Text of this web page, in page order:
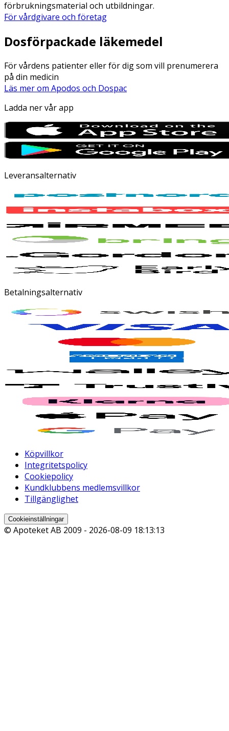
förbrukningsmaterial och utbildningar.
För vårdgivare och företag
Dosförpackade läkemedel
För vårdens patienter eller för dig som vill prenumerera
på din medicin
Läs mer om Apodos och Dospac
Ladda ner vår app
Leveransalternativ
Betalningsalternativ
Köpvillkor
Integritetspolicy
Cookiepolicy
Kundklubbens medlemsvillkor
Tillgänglighet
Cookieinställningar
© Apoteket AB 2009 - 2026-08-09 18:13:13